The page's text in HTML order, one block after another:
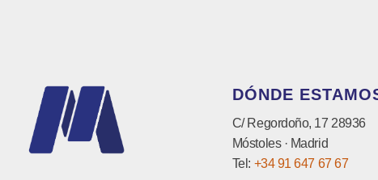
DÓNDE
C/ Regordoño, 17 28936
Móstoles · Madrid
Tel: +34 91 647 67 67